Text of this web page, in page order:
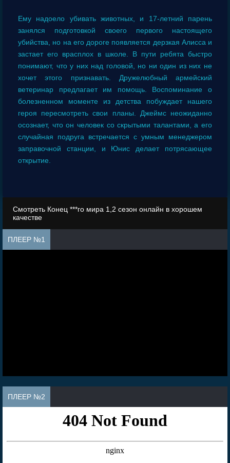
Ему надоело убивать животных, и 17-летний парень
занялся подготовкой своего первого настоящего
убийства, но на его дороге появляется дерзкая Алисса и
застает его врасплох в школе. В пути ребята быстро
понимают, что у них над головой, но ни один из них не
хочет этого признавать. Дружелюбный армейский
ветеринар предлагает им помощь. Воспоминание о
болезненном моменте из детства побуждает нашего
героя пересмотреть свои планы. Джеймс неожиданно
осознает, что он человек со скрытыми талантами, а его
случайная подруга встречается с умным менеджером
заправочной станции, и Юнис делает потрясающее
открытие.
Смотреть Конец ***го мира 1,2 сезон онлайн в хорошем
качестве
ПЛЕЕР №1
ПЛЕЕР №2